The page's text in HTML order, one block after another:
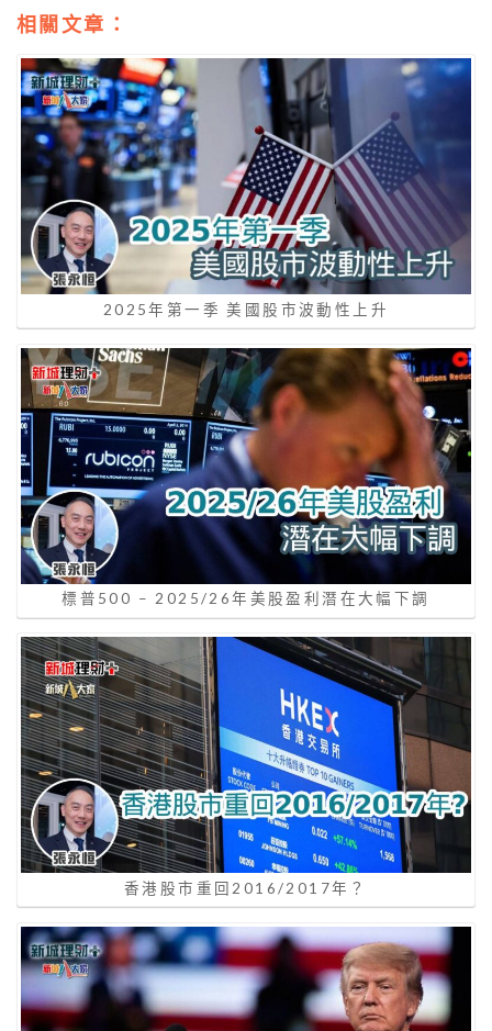
相關文章：
2025年第一季 美國股市波動性上升
標普500 – 2025/26年美股盈利潛在大幅下調
香港股市重回2016/2017年？